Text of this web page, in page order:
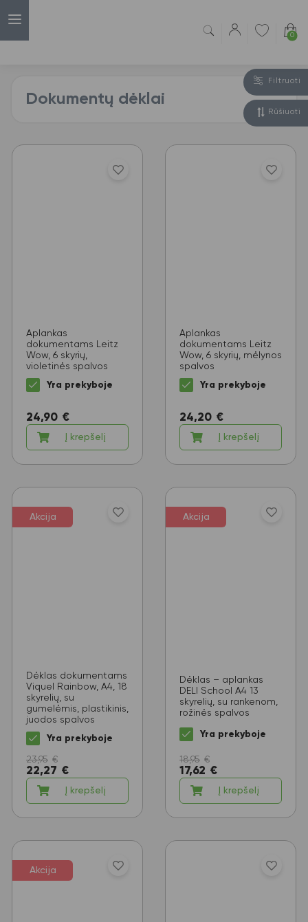
0
Filtruoti
Rūšiuoti
Dokumentų dėklai
Aplankas
dokumentams Leitz
Wow, 6 skyrių,
violetinės spalvos
Yra prekyboje
24,90 €
Į krepšelį
Aplankas
dokumentams Leitz
Wow, 6 skyrių, mėlynos
spalvos
Yra prekyboje
24,20 €
Į krepšelį
Akcija
Dėklas dokumentams
Viquel Rainbow, A4, 18
skyrelių, su
gumelėmis, plastikinis,
juodos spalvos
Yra prekyboje
23,95 €
22,27 €
Į krepšelį
Akcija
Dėklas – aplankas
DELI School A4 13
skyrelių, su rankenom,
rožinės spalvos
Yra prekyboje
18,95 €
17,62 €
Į krepšelį
Akcija